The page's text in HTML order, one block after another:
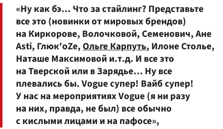
«Ну как бэ… Что за стайлинг? Представьте
все это (новинки от мировых брендов)
на Киркорове, Волочковой, Семенович, Ане
Asti, Глюк'oZе,Ольге Карпуть, Илоне Столье,
Наташе Максимовой и.т.д. И все это
на Тверской или в Зарядье… Ну все
плевались бы. Vogue супер! Вайб супер!
У нас на мероприятиях Vogue (я ни разу
на них, правда, не был) все обычно
с кислыми лицами и на пафосе»,